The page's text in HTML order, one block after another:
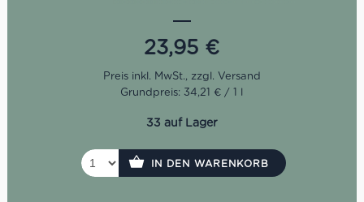
elegant wirkt. Ein bitter-scharfer Digestif aus Venetien für
alle, die Kräuterlikör mit echter Persönlichkeit suchen.
23,95 €
Grundpreis: 34,21 € / 1 l
33 auf Lager
IN DEN WARENKORB